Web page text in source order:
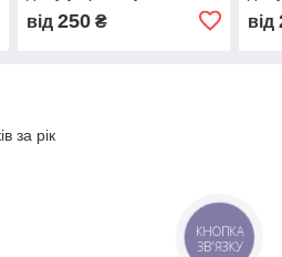
від 250₴ від
за рік
КНОПКА
ЗВ'ЯЗКУ